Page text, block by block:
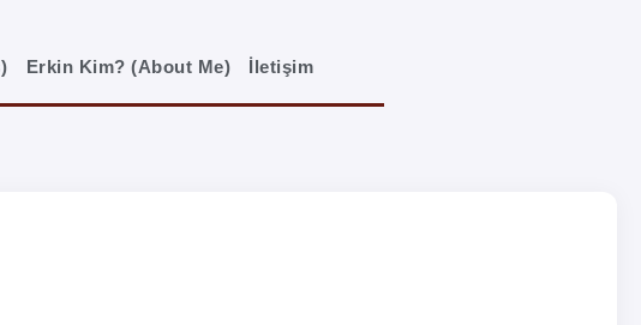
Erkin Kim? (About Me) İletişim